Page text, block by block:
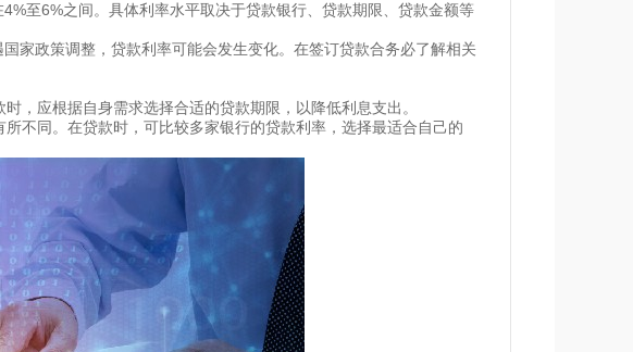
至6%之间。具体利率水平取决于贷款银行、贷款期限、贷款金额等
家政策调整，贷款利率可能会发生变化。在签订贷款合务必了解相关
，应根据自身需求选择合适的贷款期限，以降低利息支出。
不同。在贷款时，可比较多家银行的贷款利率，选择最适合自己的